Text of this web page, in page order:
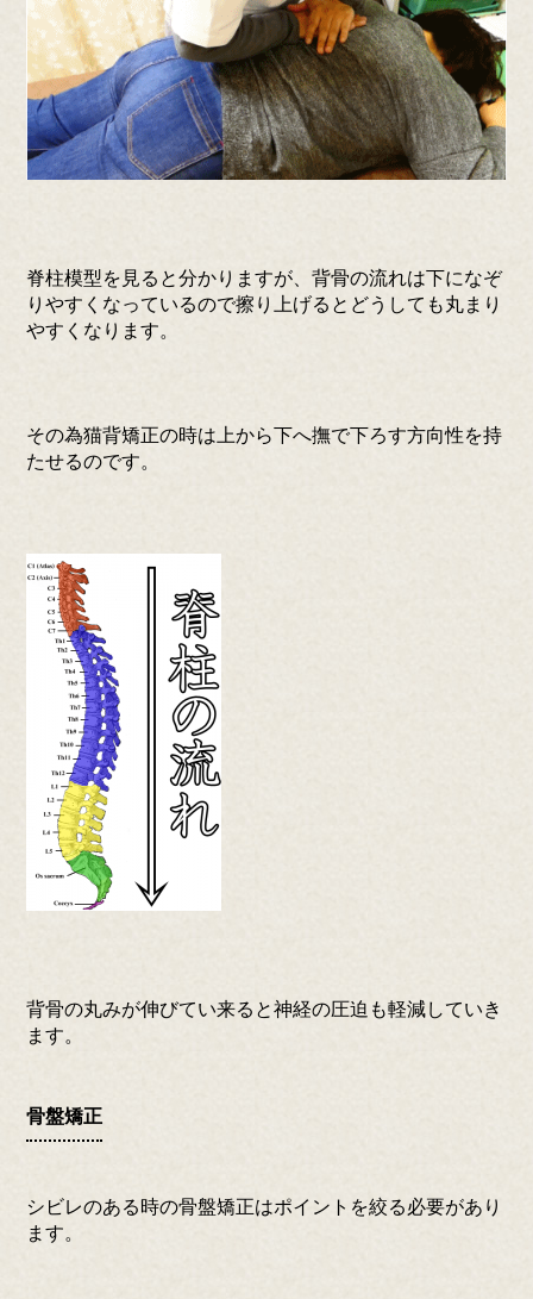
脊柱模型を見ると分かりますが、背骨の流れは下になぞ
りやすくなっているので擦り上げるとどうしても丸まり
やすくなります。
その為猫背矯正の時は上から下へ撫で下ろす方向性を持
たせるのです。
背骨の丸みが伸びてい来ると神経の圧迫も軽減していき
ます。
骨盤矯正
シビレのある時の骨盤矯正はポイントを絞る必要があり
ます。